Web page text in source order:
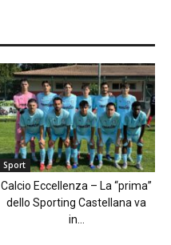
Sport
Calcio Eccellenza – La “prima”
dello Sporting Castellana va
in...